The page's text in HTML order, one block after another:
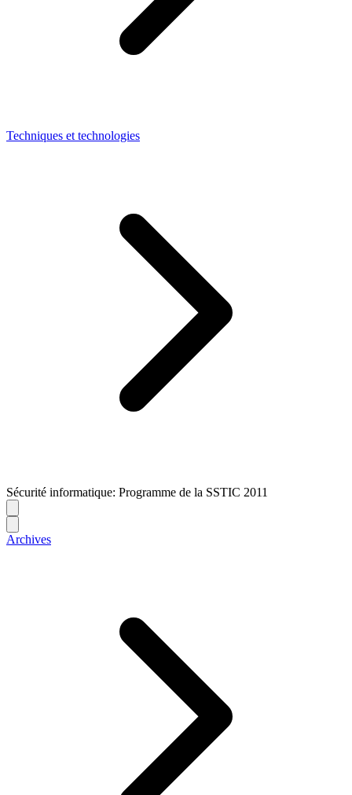
Techniques et technologies
Sécurité informatique: Programme de la SSTIC 2011
Archives